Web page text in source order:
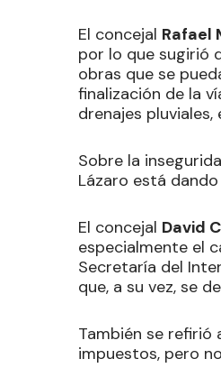
El concejal Rafael
por lo que sugirió
obras que se
finalización de la
drenajes
Sobre la
Lázaro está
El concejal David
especialmente el
Secretaría del
que, a su vez, se
También se refirió
impuestos, pero